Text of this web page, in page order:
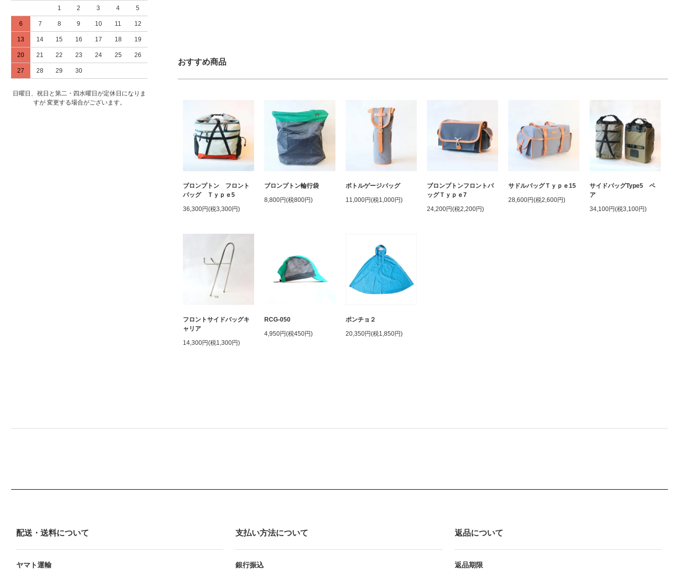
1 2 3 4 5
6 7 8 9 10 11 12
13 14 15 16 17 18 19
20 21 22 23 24 25 26
27 28 29 30
日曜日、祝日と第二・四水曜日が定休日になりま
すが 変更する場合がございます。
おすすめ商品
ブロンプトン フロント
バッグ Ｔｙｐｅ5
36,300円(税3,300円)
ブロンプトン輪行袋
8,800円(税800円)
ボトルゲージバッグ
11,000円(税1,000円)
ブロンプトンフロントバ
ッグＴｙｐｅ7
24,200円(税2,200円)
サドルバッグＴｙｐｅ15
28,600円(税2,600円)
サイドバッグType5 ペ
ア
34,100円(税3,100円)
フロントサイドバッグキ
ャリア
14,300円(税1,300円)
RCG-050
4,950円(税450円)
ポンチョ２
20,350円(税1,850円)
配送・送料について
ヤマト運輸
支払い方法について
銀行振込
返品について
返品期限